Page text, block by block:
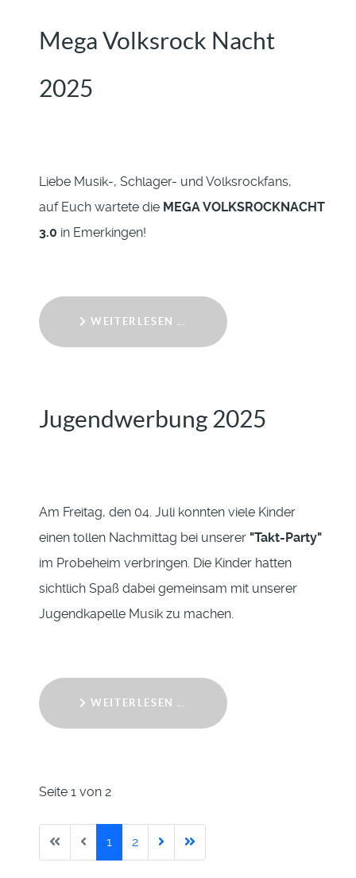
Mega Volksrock Nacht
2025
Liebe Musik-, Schlager- und Volksrockfans,
auf Euch wartete die MEGA VOLKSROCKNACHT
3.0 in Emerkingen!
WEITERLESEN …
Jugendwerbung 2025
Am Freitag, den 04. Juli konnten viele Kinder
einen tollen Nachmittag bei unserer "Takt-Party"
im Probeheim verbringen. Die Kinder hatten
sichtlich Spaß dabei gemeinsam mit unserer
Jugendkapelle Musik zu machen.
WEITERLESEN …
Seite 1 von 2
1 2